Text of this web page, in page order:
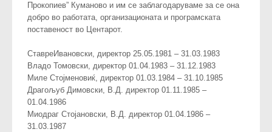
Прокопиев” Куманово и им се заблагодаруваме за се она
добро во работата, организационата и програмската
поставеност во Центарот.
СтавреИвановски, директор 25.05.1981 – 31.03.1983
Владо Томовски, директор 01.04.1983 – 31.12.1983
Миле Стојменовиќ, директор 01.03.1984 – 31.10.1985
Драгољуб Димовски, В.Д. директор 01.11.1985 –
01.04.1986
Миодраг Стојановски, В.Д. директор 01.04.1986 –
31.03.1987